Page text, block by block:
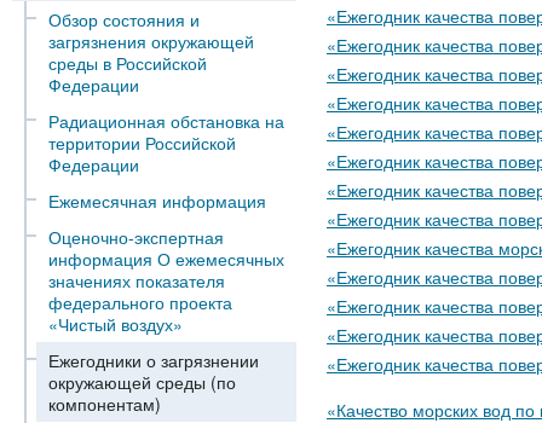
Обзор состояния и
загрязнения окружающей
среды в Российской
Федерации
Радиационная обстановка на
территории Российской
Федерации
Ежемесячная информация
Оценочно-экспертная
информация О ежемесячных
значениях показателя
федерального проекта
«Чистый воздух»
Ежегодники о загрязнении
окружающей среды (по
компонентам)
«Ежегодник качества
«Ежегодник качества
«Ежегодник качества
«Ежегодник качества
«Ежегодник качества
«Ежегодник качества
«Ежегодник качества
«Ежегодник качества
«Ежегодник качества
«Ежегодник качества
«Ежегодник качества
«Ежегодник качества
«Ежегодник качества
«Качество морских вод